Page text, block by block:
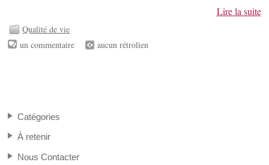
Lire la suite
Qualité de vie
un commentaire
aucun rétrolien
Catégories
À retenir
Nous Contacter